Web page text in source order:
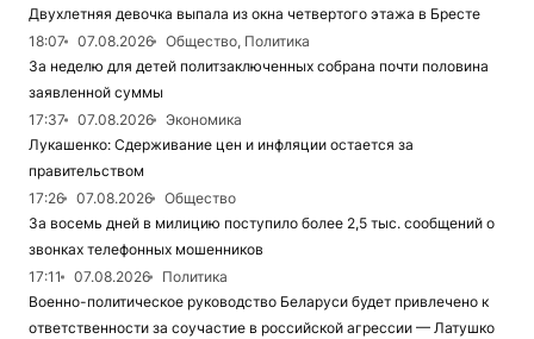
Двухлетняя девочка выпала из окна четвертого этажа в Бресте
18:07
07.08.2026
Общество, Политика
За неделю для детей политзаключенных собрана почти половина
заявленной суммы
17:37
07.08.2026
Экономика
Лукашенко: Сдерживание цен и инфляции остается за
правительством
17:26
07.08.2026
Общество
За восемь дней в милицию поступило более 2,5 тыс. сообщений о
звонках телефонных мошенников
17:11
07.08.2026
Политика
Военно-политическое руководство Беларуси будет привлечено к
ответственности за соучастие в российской агрессии — Латушко